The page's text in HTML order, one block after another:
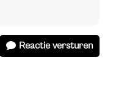
Reactie versturen